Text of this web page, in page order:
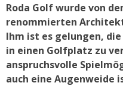
Roda Golf wurde von
renommierten
Ihm ist es gelungen,
in einen Golfplatz zu
anspruchsvolle
auch eine Augenweide